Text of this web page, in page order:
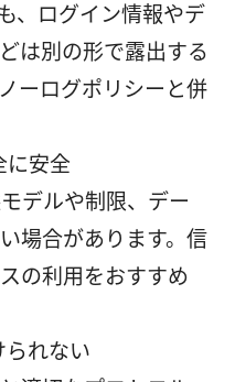
、ログイン情報やデ
は別の形で露出する
ーログポリシーと併
に安全
デルや制限、デー
場合があります。信
の利用をおすすめ
れない